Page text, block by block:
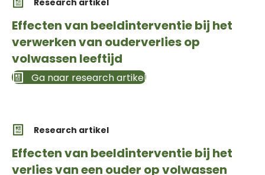
Effecten van beeldinterventie bij het
verwerken van ouderverlies op
volwassen leeftijd
Ga naar research artikel
Research artikel
Effecten van beeldinterventie bij het
verlies van een ouder op volwassen